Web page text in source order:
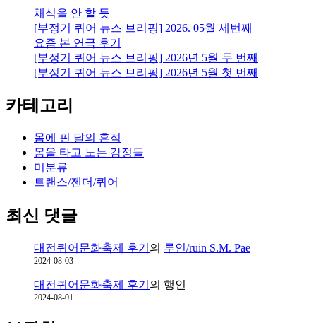
채식을 안 할 듯
[부정기 퀴어 뉴스 브리핑] 2026. 05월 세번째
요즘 본 연극 후기
[부정기 퀴어 뉴스 브리핑] 2026년 5월 두 번째
[부정기 퀴어 뉴스 브리핑] 2026년 5월 첫 번째
카테고리
몸에 핀 달의 흔적
몸을 타고 노는 감정들
미분류
트랜스/젠더/퀴어
최신 댓글
대전퀴어문화축제 후기 의 루인/ruin S.M. Pae
2024-08-03
대전퀴어문화축제 후기 의 행인
2024-08-01